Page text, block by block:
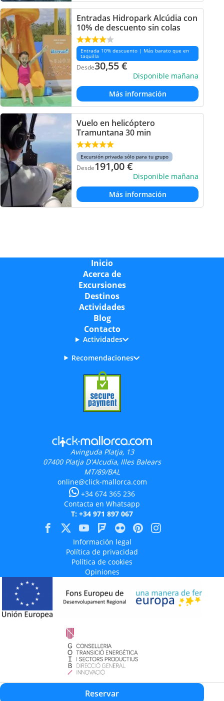
Reservar
Entradas Hidropark Alcúdia con
10% de descuento sin colas
Entrada 10% descuento | Más barato que en
taquilla
Desde30,55€
Disponible mañana
Más información
Vuelo en helicóptero
Tramuntana 30 min
Excursión privada sólo para tu grupo
Desde191,00€
Disponible mañana
Más información
Inicio
Acerca de
Excursiones
Destinos
Actividades
Blog
Contacto
Actividades
Recomendaciones
Avinguda Platja, 13
07400 Platja D'Alcudia, Illes Balears
MT/89/BAL
online@click-mallorca.com
+34 674 365 236
Contacta en Whatsapp
T: +34 971 897 067
Información legal
Política de privacidad
Política de cookies
Opiniones
Aquest projecte està cofinançat en un 50% amb càrrec al programa Operatiu
FEDER 2014-2020 de les Illes Balears.